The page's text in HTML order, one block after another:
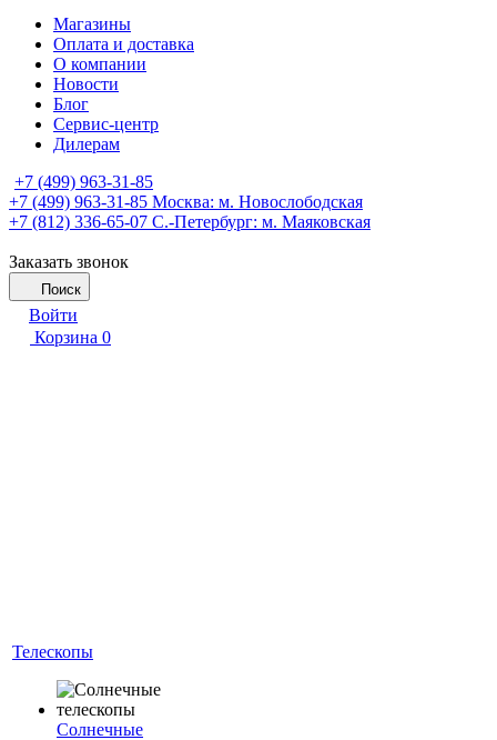
Магазины
Оплата и доставка
О компании
Новости
Блог
Сервис-центр
Дилерам
+7 (499) 963-31-85
+7 (499) 963-31-85 Москва: м. Новослободская
+7 (812) 336-65-07 С.-Петербург: м. Маяковская
Заказать звонок
Поиск
Войти
Корзина 0
Телескопы
Солнечные